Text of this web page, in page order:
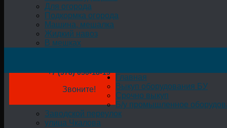
Для огорода
Подкормка огорода
Машина, мешалка
Жидкий навоз
В мешках
+7 (978) 050-18-19
Звоните!
Главная
Выкуп оборудования БУ
Срочно выкуп
Б/у промышленное
Заводской переулок
улица Чкалова